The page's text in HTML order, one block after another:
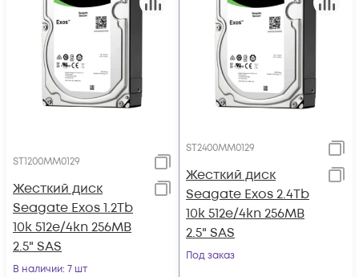
ST1200MM0129
Жесткий диск
Seagate Exos 1.2Tb
10k 512e/4kn 256MB
2.5" SAS
В наличии: 7 шт
ST2400MM0129
Жесткий диск
Seagate Exos 2.4Tb
10k 512e/4kn 256MB
2.5" SAS
Под заказ